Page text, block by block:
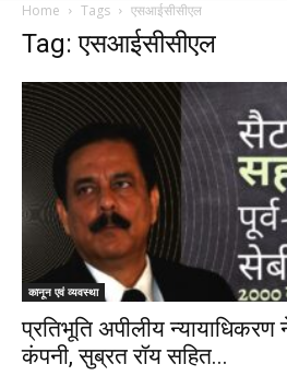
Home Tags एसआईसीसीएल
Tag: एसआईसीसीएल
कानून एवं व्यवस्था
प्रतिभूति अपीलीय न्यायाधिकरण
कंपनी, सुब्रत रॉय सहित...